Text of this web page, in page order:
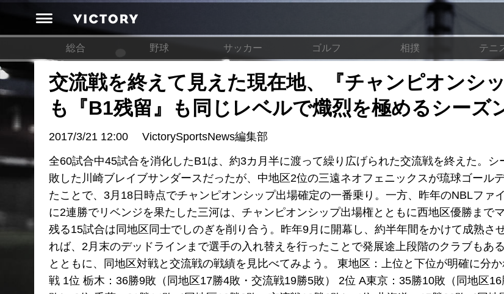
総合 野球 サッカー ゴルフ 相撲 テニ
交流戦を終えて見えた現在地、『チャンピオンシッ
も『B1残留』も同じレベルで熾烈を極めるシーズ
2017/3/21 12:00
VictorySportsNews編集部
全60試合中45試合を消化したB1は、約3カ月半に渡って繰り広げられた交流戦を終えた。シ
敗した川崎ブレイブサンダースだったが、中地区2位の三遠ネオフェニックスが琉球ゴール
たことで、3月18日時点でチャンピオンシップ出場確定の一番乗り。一方、昨年のNBLファ
に2連勝でリベンジを果たした三河は、チャンピオンシップ出場権とともに西地区優勝まで
残る15試合は同地区同士でしのぎを削り合う。昨年9月に開幕し、約半年間をかけて成熟さ
れば、2月末のデッドラインまで選手の入れ替えを行ったことで発展途上段階のクラブもあ
とともに、同地区対戦と交流戦の戦績を見比べてみよう。 東地区：上位と下位が明確に分
戦 1位 栃木：36勝9敗（同地区17勝4敗・交流戦19勝5敗） 2位 A東京：35勝10敗（同地区